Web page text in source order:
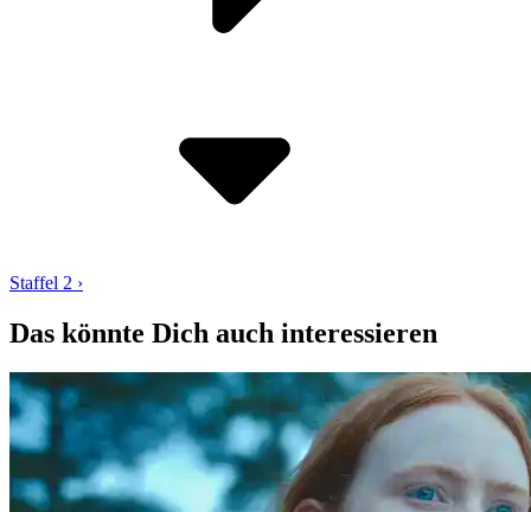
Staffel 2 ›
Das könnte Dich auch interessieren